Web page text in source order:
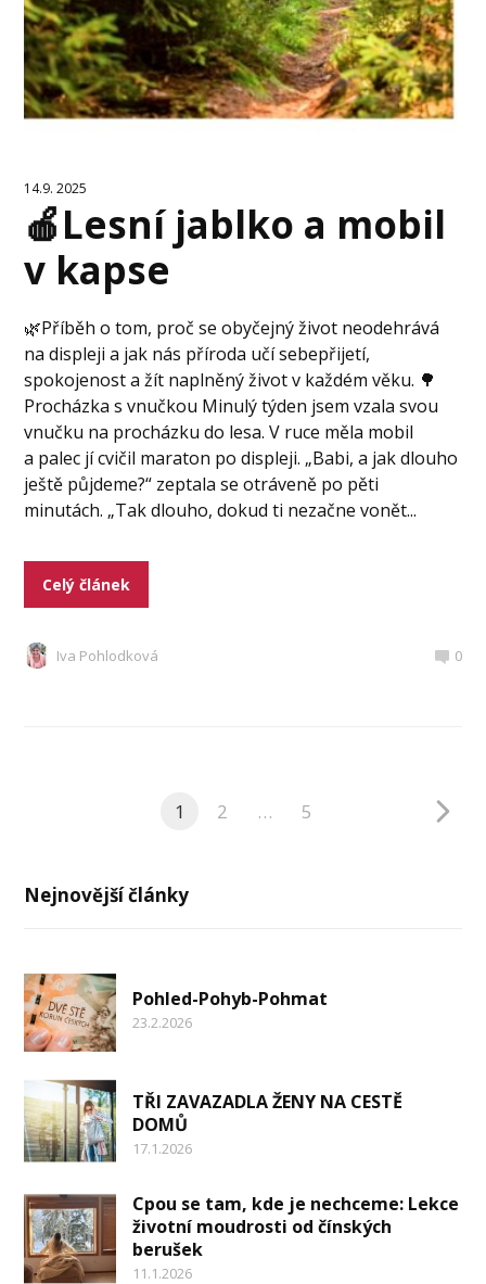
14.9. 2025
🍎Lesní jablko a mobil
v kapse
🌿Příběh o tom, proč se obyčejný život neodehrává
na displeji a jak nás příroda učí sebepřijetí,
spokojenost a žít naplněný život v každém věku. 🌳
Procházka s vnučkou Minulý týden jsem vzala svou
vnučku na procházku do lesa. V ruce měla mobil
a palec jí cvičil maraton po displeji. „Babi, a jak dlouho
ještě půjdeme?“ zeptala se otráveně po pěti
minutách. „Tak dlouho, dokud ti nezačne vonět...
Celý článek
Iva Pohlodková 0
1 2 … 5
Nejnovější články
Pohled-Pohyb-Pohmat
23.2.2026
TŘI ZAVAZADLA ŽENY NA CESTĚ
DOMŮ
17.1.2026
Cpou se tam, kde je nechceme: Lekce
životní moudrosti od čínských
berušek
11.1.2026